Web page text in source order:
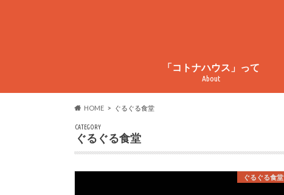
「コトナハウス」って
About
HOME ぐるぐる食堂
CATEGORY
ぐるぐる食堂
ぐるぐる食堂